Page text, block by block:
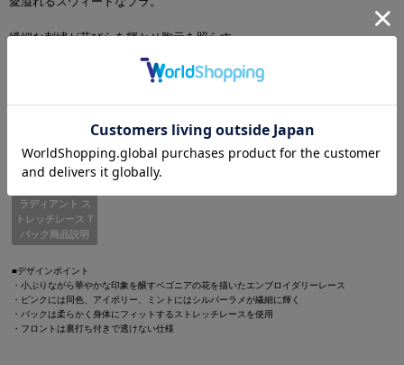
繊細な刺繍が花びらを輝かせ胸元を照らす。
その光はあなたの微笑みに宿り、魅力をそっと呼び覚ます。
胸元をクロスしたコードとキュートなリボンが
日常にときめきの予感を運ぶランジェリー。
ラディアント ス
トレッチレース T
バック商品説明
■デザインポイント
・小ぶりながら華やかな印象を醸すベゴニアの花を描いたエンブロイダリーレース
・ピンクには同色、アイボリー、ミントにはシルバーラメが繊細に輝く
・バックは柔らかく身体にフィットするストレッチレースを使用
・フロントは裏打ち付きで透けない仕様